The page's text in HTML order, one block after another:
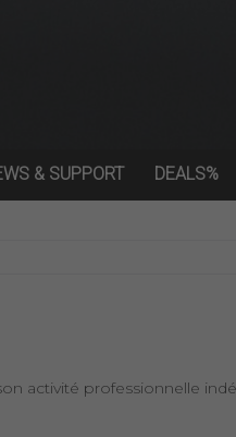
& SUPPORT DEALS%
activité professionnelle